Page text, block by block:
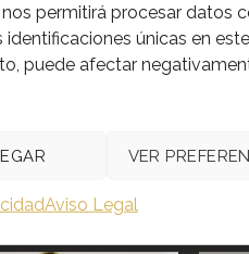
permitirá procesar datos
únicas en
puede afectar
VER
Aviso Legal
INCRUSTADOS